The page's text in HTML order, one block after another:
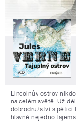
Lincolnův ostrov
na celém světě. Už
dobrodružství s pěticí
hlavně nejedno